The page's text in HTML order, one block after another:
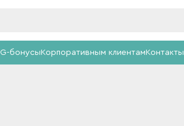
G-бонусыКорпоративным клиентамКонтакты